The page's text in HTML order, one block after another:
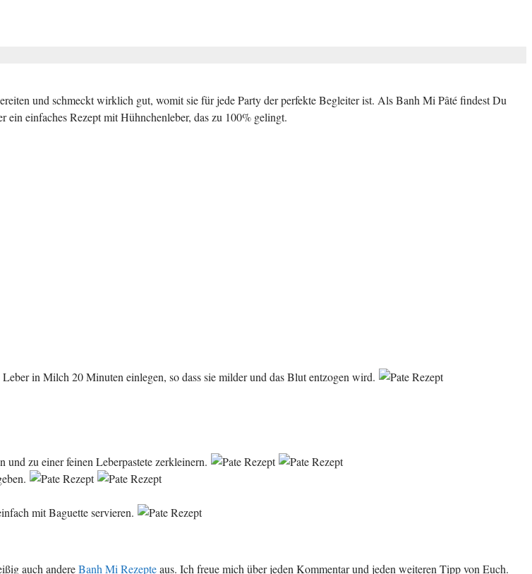
und schmeckt wirklich gut, womit sie für jede Party der perfekte Begleiter ist. Als Banh Mi Pâté findest Du
einfaches Rezept mit Hühnchenleber, das zu 100% gelingt.
in Milch 20 Minuten einlegen, so dass sie milder und das Blut entzogen wird.
zu einer feinen Leberpastete zerkleinern.
mit Baguette servieren.
auch andereBanh Mi Rezepteaus. Ich freue mich über jeden Kommentar und jeden weiteren Tipp von Euch.